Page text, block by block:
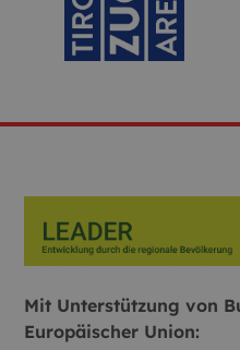
Mit Unterstützung von
Europäischer Union: